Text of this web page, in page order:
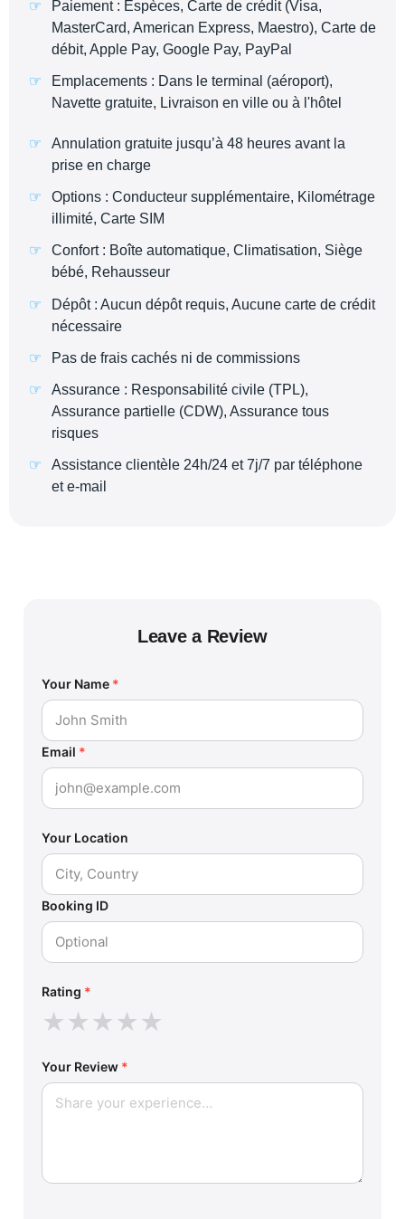
Paiement : Espèces, Carte de crédit (Visa,
MasterCard, American Express, Maestro), Carte de
débit, Apple Pay, Google Pay, PayPal
Emplacements : Dans le terminal (aéroport),
Navette gratuite, Livraison en ville ou à l'hôtel
Annulation gratuite jusqu’à 48 heures avant la
prise en charge
Options : Conducteur supplémentaire, Kilométrage
illimité, Carte SIM
Confort : Boîte automatique, Climatisation, Siège
bébé, Rehausseur
Dépôt : Aucun dépôt requis, Aucune carte de crédit
nécessaire
Pas de frais cachés ni de commissions
Assurance : Responsabilité civile (TPL),
Assurance partielle (CDW), Assurance tous
risques
Assistance clientèle 24h/24 et 7j/7 par téléphone
et e-mail
Leave a Review
Your Name *
Email *
Your Location
Booking ID
Rating *
★★★★★
Your Review *